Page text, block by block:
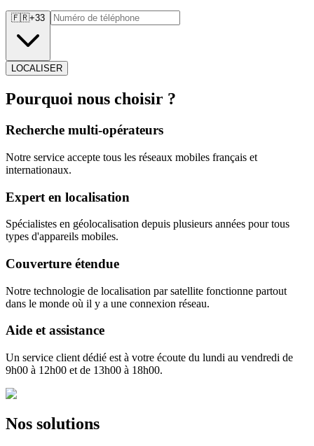
🇫🇷+33
LOCALISER
Pourquoi nous choisir ?
Recherche multi-opérateurs
Notre service accepte tous les réseaux mobiles français et
internationaux.
Expert en localisation
Spécialistes en géolocalisation depuis plusieurs années pour tous
types d'appareils mobiles.
Couverture étendue
Notre technologie de localisation par satellite fonctionne partout
dans le monde où il y a une connexion réseau.
Aide et assistance
Un service client dédié est à votre écoute du lundi au vendredi de
9h00 à 12h00 et de 13h00 à 18h00.
Nos solutions